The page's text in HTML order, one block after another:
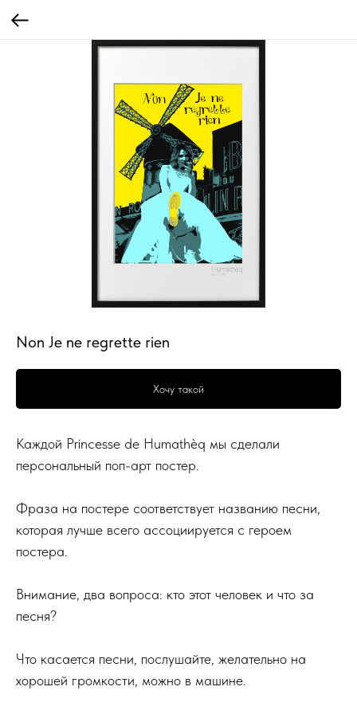
Non Je ne regrette rien
Хочу такой
Каждой Princesse de Humathèq мы сделали
персональный поп-арт постер.
Фраза на постере соответствует названию песни,
которая лучше всего ассоциируется с героем
постера.
Внимание, два вопроса: кто этот человек и что за
песня?
Что касается песни, послушайте, желательно на
хорошей громкости, можно в машине.